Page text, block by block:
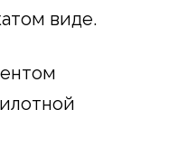
виде.